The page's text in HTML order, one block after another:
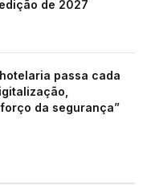
de 2027
passa cada
da segurança”